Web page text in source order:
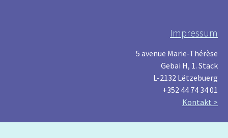
Impressum
5 avenue Marie-Thérèse
Gebai H, 1. Stack
L-2132 Lëtzebuerg
+352 44 74 34 01
Kontakt >